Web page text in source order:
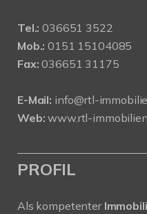
Tel.: 036651 3522
Mob.:0151 15104085
Fax: 036651 31175
E-Mail: info@rtl-
Web: www.rtl-
PROFIL
Als kompetenter